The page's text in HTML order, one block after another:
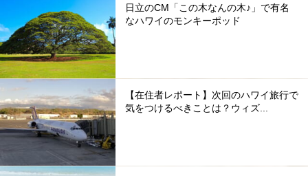
日立のCM「この木なんの木♪」で有名
なハワイのモンキーポッド
【在住者レポート】次回のハワイ旅行で
気をつけるべきことは？ウィズ...